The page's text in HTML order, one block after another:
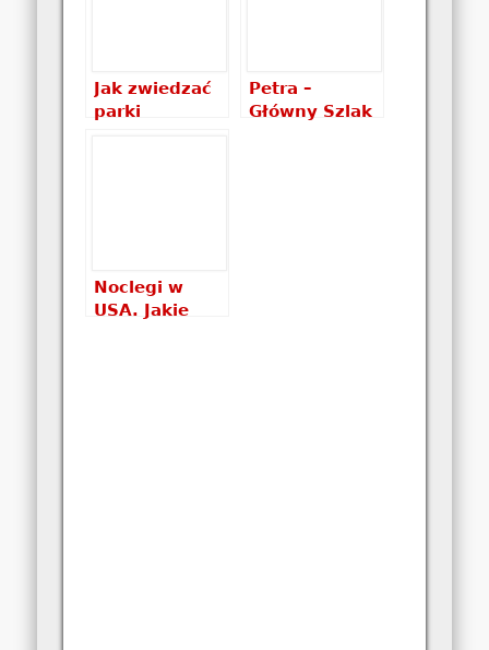
Jak zwiedzać
parki
Petra –
Główny Szlak
Noclegi w
USA. Jakie